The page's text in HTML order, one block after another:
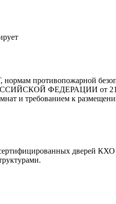
нормам противопожарной
ФЕДЕРАЦИИ от 21 июня
и требованием к
дверей